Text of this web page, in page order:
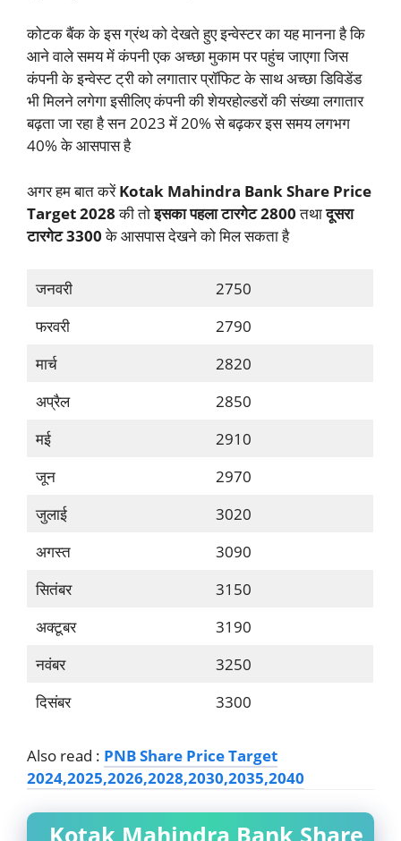
कोटक बैंक के इस ग्रंथ को देखते हुए इन्वेस्टर का यह मानना है कि
आने वाले समय में कंपनी एक अच्छा मुकाम पर पहुंच जाएगा जिस
कंपनी के इन्वेस्ट ट्री को लगातार प्रॉफिट के साथ अच्छा डिविडेंड
भी मिलने लगेगा इसीलिए कंपनी की शेयरहोल्डरों की संख्या लगातार
बढ़ता जा रहा है सन 2023 में 20% से बढ़कर इस समय लगभग
40% के आसपास है
अगर हम बात करेंKotak Mahindra Bank Share Price
Target2028की तोइसका पहला टारगेट 2800तथादूसरा
टारगेट 3300के आसपास देखने को मिल सकता है
जनवरी
2750
फरवरी
2790
मार्च
2820
अप्रैल
2850
मई
2910
जून
2970
जुलाई
3020
अगस्त
3090
सितंबर
3150
अक्टूबर
3190
नवंबर
3250
दिसंबर
3300
Also read : PNB Share Price Target
2024,2025,2026,2028,2030,2035,2040
Kotak Mahindra Bank Share